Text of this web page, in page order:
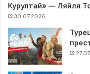
Курултай» — Ляйля
30.07.2026